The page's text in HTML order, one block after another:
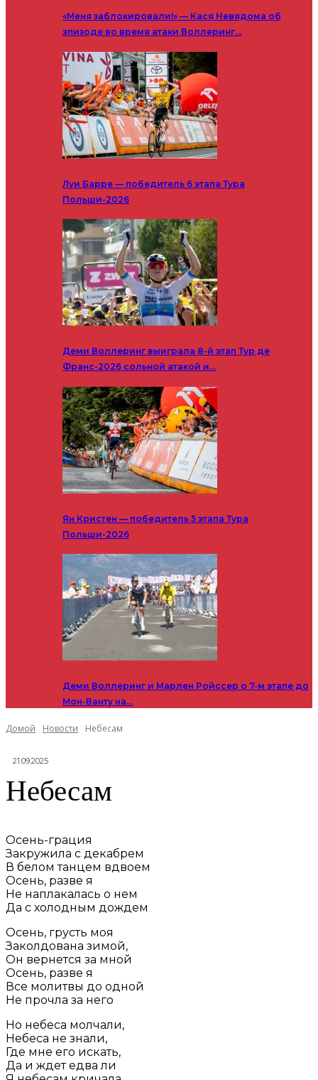
«Меня заблокировали!» — Кася Невядома об
эпизоде во время атаки Воллеринг…
Луи Барре — победитель 6 этапа Тура
Польши-2026
Деми Воллеринг выиграла 8-й этап Тур де
Франс-2026 сольной атакой и…
Ян Кристен — победитель 5 этапа Тура
Польши-2026
Деми Воллеринг и Марлен Ройссер о 7-м этапе до
Мон-Ванту на…
Домой Новости Небесам
21.09.2025
Небесам
Осень-грация
Закружила с декабрем
В белом танцем вдвоем
Осень, разве я
Не наплакалась о нем
Да с холодным дождем
Осень, грусть моя
Заколдована зимой,
Он вернется за мной
Осень, разве я
Все молитвы до одной
Не прочла за него
Но небеса молчали,
Небеса не знали,
Где мне его искать,
Да и ждет едва ли